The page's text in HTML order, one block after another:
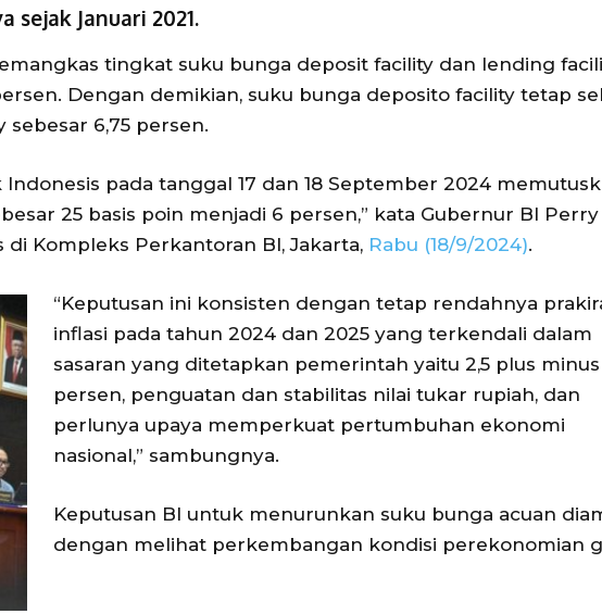
sejak Januari 2021.
tingkat suku bunga deposit facility dan lending
Dengan demikian, suku bunga deposito facility tetap
sebesar 6,75 persen.
pada tanggal 17 dan 18 September 2024
25 basis poin menjadi 6 persen,” kata Gubernur BI Perry
Kompleks Perkantoran BI, Jakarta, Rabu (18/9/2024).
“Keputusan ini konsisten dengan tetap rendahnya
inflasi pada tahun 2024 dan 2025 yang terkendali dalam
sasaran yang ditetapkan pemerintah yaitu 2,5 plus minus
persen, penguatan dan stabilitas nilai tukar rupiah, dan
perlunya upaya memperkuat pertumbuhan ekonomi
nasional,” sambungnya.
Keputusan BI untuk menurunkan suku bunga acuan
dengan melihat perkembangan kondisi perekonomian